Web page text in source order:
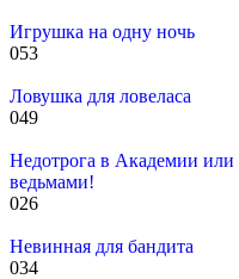
Игрушка на одну ночь
053
Ловушка для ловеласа
049
Недотрога в Академии или
ведьмами!
026
Невинная для бандита
034